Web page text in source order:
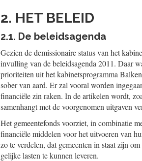
2. HET BELEID
2.1. De beleidsagenda
Gezien de demissionaire status van het
invulling van de beleidsagenda 2011. Daar
prioriteiten uit het kabinetsprogramma
sober van aard. Er zal vooral worden
financiële zin raken. In de artikelen wordt,
samenhangt met de voorgenomen uitgaven
Het gemeentefonds voorziet, in combinatie
financiële middelen voor het uitvoeren van
zo te verdelen, dat gemeenten in staat zijn
gelijke lasten te kunnen leveren.